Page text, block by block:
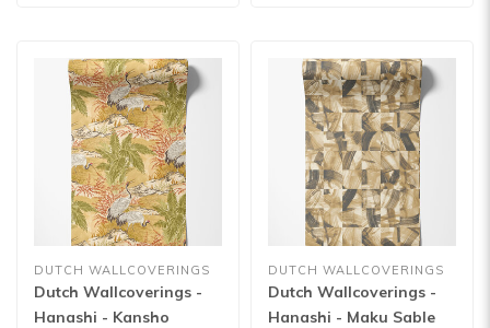
DUTCH WALLCOVERINGS
Dutch Wallcoverings -
Hanashi - Kansho
DUTCH WALLCOVERINGS
Dutch Wallcoverings -
Hanashi - Maku Sable